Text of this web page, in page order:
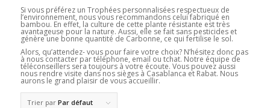
Si vous préférez un Trophées personnalisées respectueux de
l’environnement, nous vous recommandons celui fabriqué en
bambou. En effet, la culture de cette plante résistante est très
avantageuse pour la nature. Aussi, elle se fait sans pesticides et
génère une bonne quantité de Carbonne, ce qui fertilise le sol.
Alors, qu’attendez- vous pour faire votre choix? N’hésitez donc pas
à nous contacter par téléphone, email ou tchat. Notre équipe de
téléconseillers sera toujours à votre écoute. Vous pouvez aussi
nous rendre visite dans nos sièges à Casablanca et Rabat. Nous
aurons le grand plaisir de vous accueillir.
Trier par Par défaut